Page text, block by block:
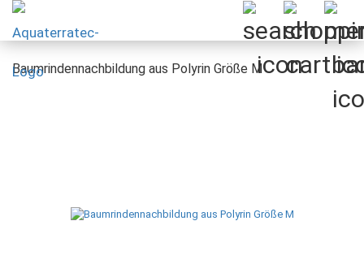
Baumrindennachbildung aus Polyrin Größe M